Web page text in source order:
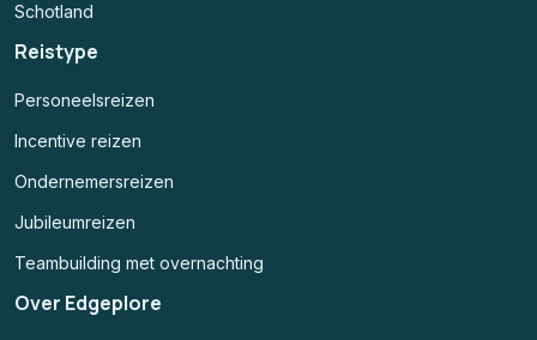
Schotland
Reistype
Personeelsreizen
Incentive reizen
Ondernemersreizen
Jubileumreizen
Teambuilding met overnachting
Over Edgeplore